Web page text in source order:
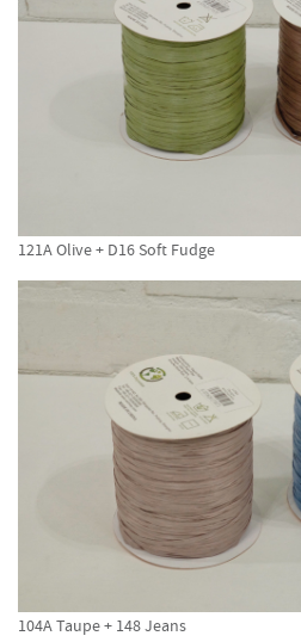
121A Olive + D16 Soft Fudge
104A Taupe + 148 Jeans